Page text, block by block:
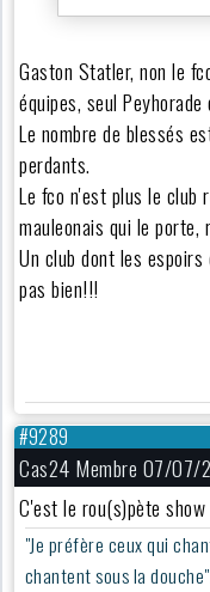
Gaston Statler, non le
équipes, seul
Le nombre de blessés
perdants.
Le fco n'est plus le club
mauleonais qui le porte,
Un club dont les
pas bien!!!
#9289
Cas24 Membre 07/07/
C'est le rou(s)pète
"Je préfère ceux qui
chantent sous la